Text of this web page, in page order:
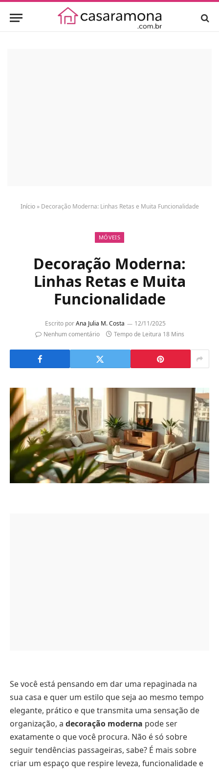
Início» Decoração Moderna: Linhas Retas e Muita Funcionalidade
MÓVEIS
Decoração Moderna:
Linhas Retas e Muita
Funcionalidade
Escrito por Ana Julia M. Costa
12/11/2025
Nenhum comentário
Tempo de Leitura 18 Mins
Se você está pensando em dar uma repaginada na
sua casa e quer um estilo que seja ao mesmo tempo
elegante, prático e que transmita uma sensação de
organização, a decoração moderna pode ser
exatamente o que você procura. Não é só sobre
seguir tendências passageiras, sabe? É mais sobre
criar um espaço que respire leveza, funcionalidade e